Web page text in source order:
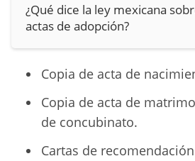
¿Qué dice la ley mexicana
actas de adopción?
Copia de acta de
Copia de acta de
de concubinato.
Cartas de